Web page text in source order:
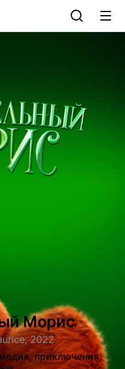
Морис
2022
приключения,